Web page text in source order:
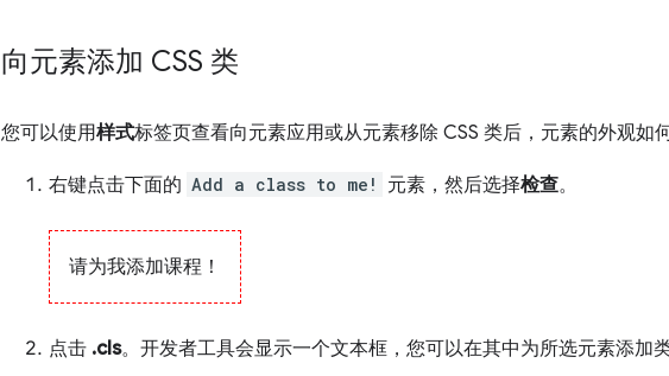
向元素添加 CSS 类
您可以使用样式标签页查看向元素应用或从元素移除 CSS 类后，元素的外观如
右键点击下面的 Add a class to me! 元素，然后选择检查。
请为我添加课程！
点击 .cls。开发者工具会显示一个文本框，您可以在其中为所选元素添加